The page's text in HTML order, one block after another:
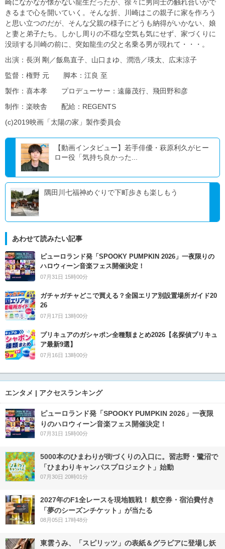
崎になかなか懐かない龍生だったが、徐々に男同士の触れ合いがで
きるまで心を開いていく。そんな折、川崎はこの親子に家を作ろう
と思い立つのだが、そんな父親の様子にどうも納得がいかない、娘
と妻と弟子たち。しかし周りの不穏な空気も気にせず、家づくりに
没頭する川崎の前に、突如龍生の父と名乗る男が現れて・・・。
出演：長渕 剛／飯島直子、山口まゆ、潤浩／瑛太、広末涼子
監督：権野 元 脚本：江良 至
製作：喜本孝 プロデューサー：遠藤茂行、飛田野和彦
制作：楽映舎 配給：REGENTS
(c)2019映画「太陽の家」製作委員会
【動画インタビュー】若手俳優・萩原利久がヒー
ロー役「気持ち良かった...
隅田川七福神めぐりで下町歩きも楽しもう
あわせて読みたい記事
ピューロランド発「SPOOKY PUMPKIN 2026」一夜限りの
ハロウィーン音楽フェス開催決定！
07月31日 15時00分
ガチャガチャどこで買える？全国エリア別設置場所ガイド20
26
07月17日 13時00分
プリキュアのガシャポン全種類まとめ2026【名探偵プリキュ
ア最新9選】
07月16日 13時00分
エンタメ | アクセスランキング
ピューロランド発「SPOOKY PUMPKIN 2026」一夜限
りのハロウィーン音楽フェス開催決定！
07月31日 15時00分
5000本のひまわりが街づくりの入口に。習志野・鷺沼で
「ひまわりキャンパスプロジェクト」始動
07月30日 20時01分
2027年のF1全レースを現地観戦！ 航空券・宿泊費付き
「夢のシーズンチケット」が当たる
08月05日 17時48分
東雲うみ、「スピリッツ」の表紙＆グラビアに登場し妖